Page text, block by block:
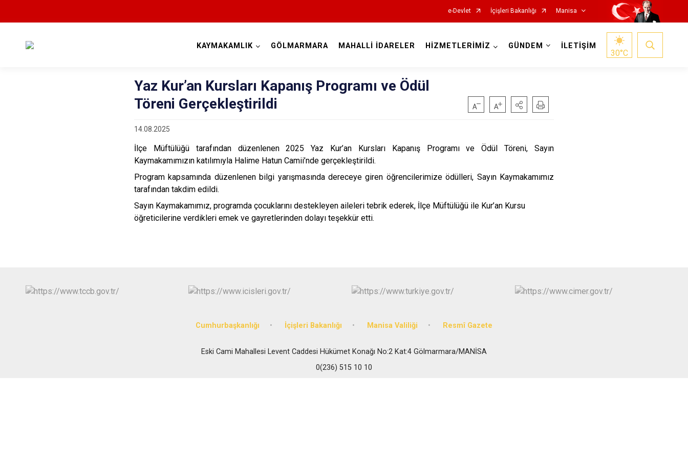
e-Devlet İçişleri Bakanlığı Manisa
Ahmetli
Alaşehir
Gölmarmara
Salihli
Saruhanlı
KAYMAKAMLIK GÖLMARMARA MAHALLİ İDARELER HİZMETLERİMİZ GÜNDEM İLETİŞİM
30°C
Yaz Kur’an Kursları Kapanış Programı ve Ödül
Töreni Gerçekleştirildi
14.08.2025
İlçe Müftülüğü tarafından düzenlenen 2025 Yaz Kur’an Kursları Kapanış Programı ve Ödül Töreni, Sayın
Kaymakamımızın katılımıyla Halime Hatun Camii’nde gerçekleştirildi.
Program kapsamında düzenlenen bilgi yarışmasında dereceye giren öğrencilerimize ödülleri, Sayın Kaymakamımız
tarafından takdim edildi.
Sayın Kaymakamımız, programda çocuklarını destekleyen aileleri tebrik ederek, İlçe Müftülüğü ile Kur’an Kursu
öğreticilerine verdikleri emek ve gayretlerinden dolayı teşekkür etti.
Cumhurbaşkanlığı İçişleri Bakanlığı Manisa Valiliği Resmî Gazete
Eski Cami Mahallesi Levent Caddesi Hükümet Konağı No:2 Kat:4 Gölmarmara/MANİSA
0(236) 515 10 10